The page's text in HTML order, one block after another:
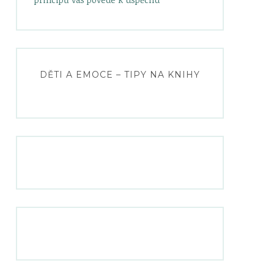
DĚTI A EMOCE – TIPY NA KNIHY